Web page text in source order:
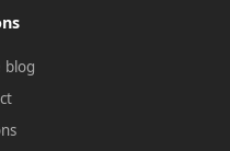
blog